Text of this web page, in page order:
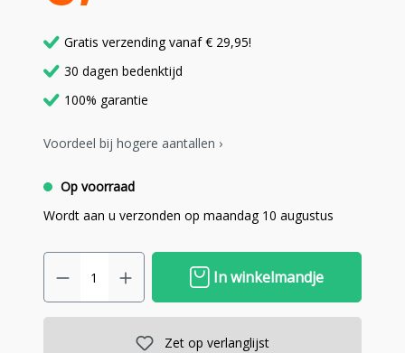
Gratis verzending vanaf € 29,95!
30 dagen bedenktijd
100% garantie
Voordeel bij hogere aantallen ›
Op voorraad
Wordt aan u verzonden op maandag 10 augustus
In winkelmandje
Zet op verlanglijst